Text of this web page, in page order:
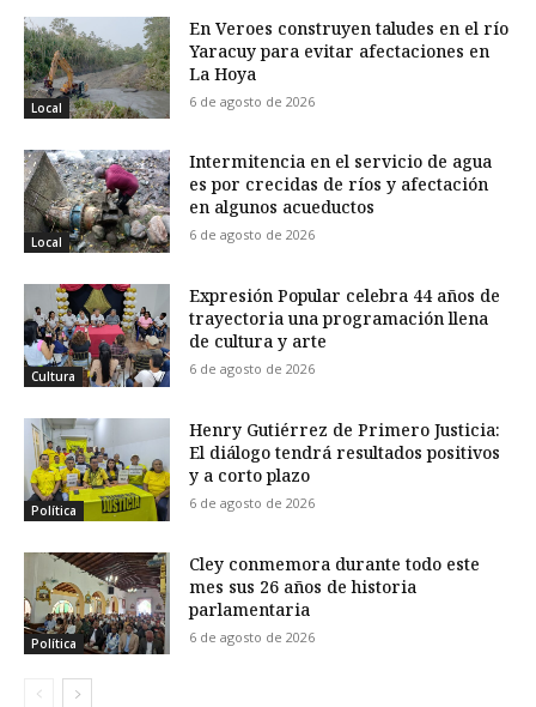
Local
En Veroes construyen taludes en el río
Yaracuy para evitar afectaciones en
La Hoya
6 de agosto de 2026
Local
Intermitencia en el servicio de agua
es por crecidas de ríos y afectación
en algunos acueductos
6 de agosto de 2026
Cultura
Expresión Popular celebra 44 años de
trayectoria una programación llena
de cultura y arte
6 de agosto de 2026
Política
Henry Gutiérrez de Primero Justicia:
El diálogo tendrá resultados positivos
y a corto plazo
6 de agosto de 2026
Política
Cley conmemora durante todo este
mes sus 26 años de historia
parlamentaria
6 de agosto de 2026